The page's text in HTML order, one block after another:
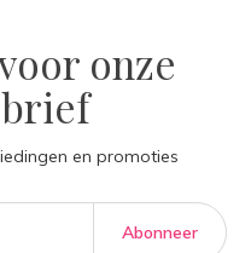
onze
en promoties
Abonneer